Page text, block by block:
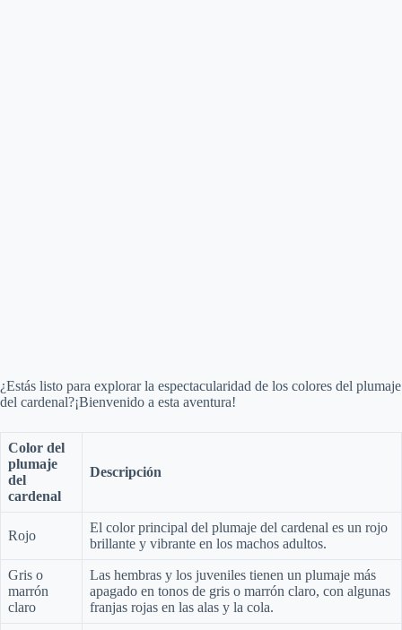
¿Estás listo para explorar la espectacularidad de los colores del plumaje
del cardenal?¡Bienvenido a esta aventura!
Color del
plumaje
del
cardenal
Descripción
Rojo
El color principal del plumaje del cardenal es un rojo
brillante y vibrante en los machos adultos.
Gris o
marrón
claro
Las hembras y los juveniles tienen un plumaje más
apagado en tonos de gris o marrón claro, con algunas
franjas rojas en las alas y la cola.